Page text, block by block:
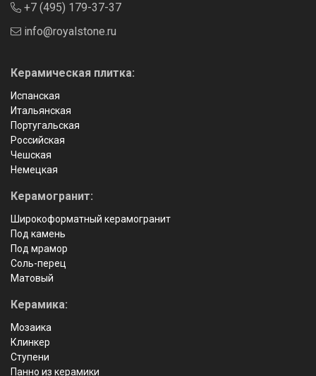
+7 (495) 179-37-37
info@royalstone.ru
Керамическая плитка:
Испанская
Итальянская
Португальская
Российская
Чешская
Немецкая
Керамогранит:
Широкоформатный керамогранит
Под камень
Под мрамор
Соль-перец
Матовый
Керамика:
Мозаика
Клинкер
Ступени
Панно из керамики